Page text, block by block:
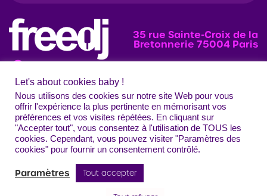
35 rue Sainte-Croix de la
Bretonnerie 75004 Paris
News Programmation Évènements
Photos
ContactMentions légalesConfidentialitéCGUCrédits
Freedj Paris – Tous droits réservés
Let's about cookies baby !
Nous utilisons des cookies sur notre site Web pour vous
offrir l'expérience la plus pertinente en mémorisant vos
préférences et vos visites répétées. En cliquant sur
"Accepter tout", vous consentez à l'utilisation de TOUS les
cookies. Cependant, vous pouvez visiter "Paramètres des
cookies" pour fournir un consentement contrôlé.
Paramètres Tout accepter